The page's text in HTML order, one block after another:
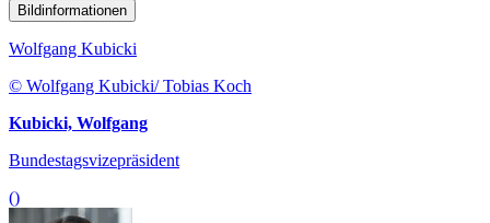
Bildinformationen
Wolfgang Kubicki
© Wolfgang Kubicki/ Tobias Koch
Kubicki, Wolfgang
Bundestagsvizepräsident
()